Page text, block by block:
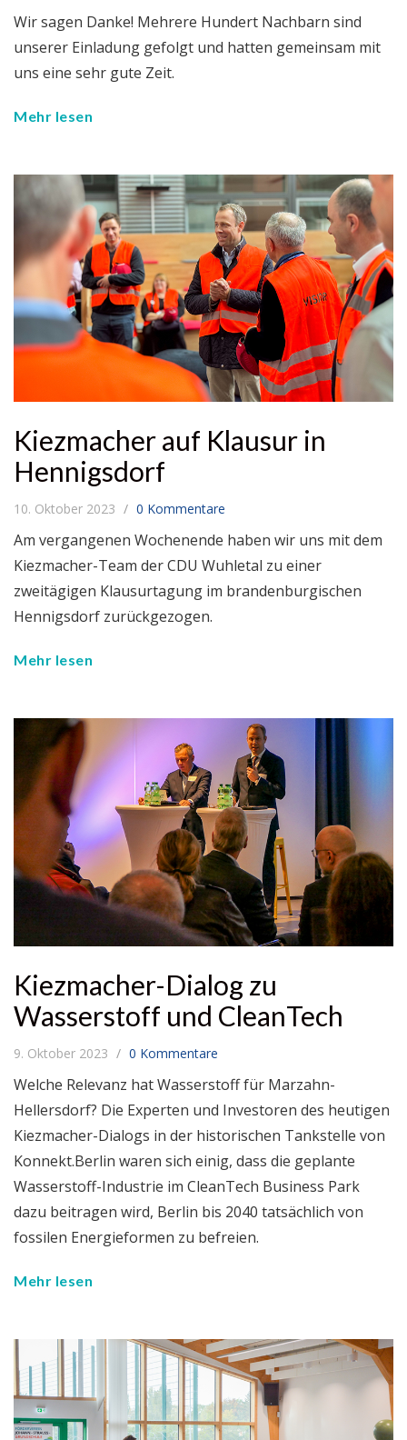
Wir sagen Danke! Mehrere Hundert Nachbarn sind
unserer Einladung gefolgt und hatten gemeinsam mit
uns eine sehr gute Zeit.
Mehr lesen
Kiezmacher auf Klausur in
Hennigsdorf
10. Oktober 2023 0 Kommentare
Am vergangenen Wochenende haben wir uns mit dem
Kiezmacher-Team der CDU Wuhletal zu einer
zweitägigen Klausurtagung im brandenburgischen
Hennigsdorf zurückgezogen.
Mehr lesen
Kiezmacher-Dialog zu
Wasserstoff und CleanTech
9. Oktober 2023 0 Kommentare
Welche Relevanz hat Wasserstoff für Marzahn-
Hellersdorf? Die Experten und Investoren des heutigen
Kiezmacher-Dialogs in der historischen Tankstelle von
Konnekt.Berlin waren sich einig, dass die geplante
Wasserstoff-Industrie im CleanTech Business Park
dazu beitragen wird, Berlin bis 2040 tatsächlich von
fossilen Energieformen zu befreien.
Mehr lesen